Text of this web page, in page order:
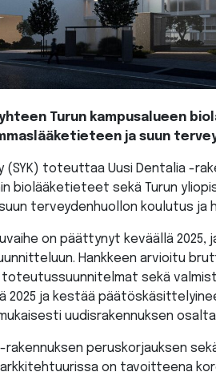
Turun kampusalueen
ja suun
toteuttaa Uusi Dentalia -
biolääketieteet sekä Turun
terveydenhuollon koulutus ja
on päättynyt keväällä 2025,
Hankkeen arvioitu
sekä
ja kestää
uudisrakennuksen osalta
peruskorjauksen
on tavoitteena